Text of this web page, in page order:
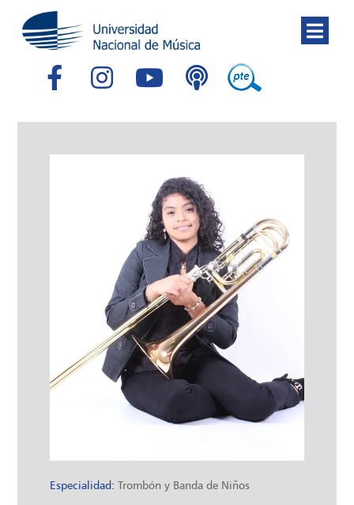
Especialidad: Trombón y Banda de Niños